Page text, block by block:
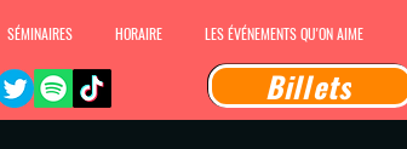
SÉMINAIRES HORAIRE LES ÉVÉNEMENTS QU'ON AIME
Billets